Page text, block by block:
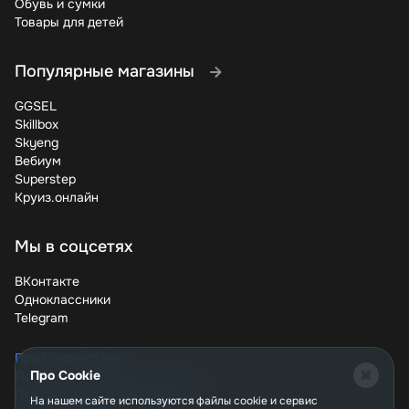
это просто с Barfits!
Обувь и сумки
Товары для детей
Популярные магазины
GGSEL
Skillbox
Skyeng
Вебиум
Superstep
Круиз.онлайн
Мы в соцсетях
ВКонтакте
Одноклассники
Telegram
Про CouponMagic
Политика конфиденциальности
Пользовательское соглашение
Про Cookie
На нашем сайте используются файлы сookie и сервис